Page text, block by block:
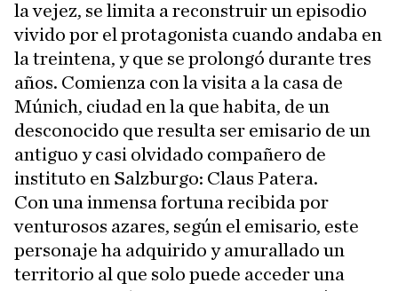
la vejez, se limita a reconstruir un episodio
vivido por el protagonista cuando andaba en
la treintena, y que se prolongó durante tres
años. Comienza con la visita a la casa de
Múnich, ciudad en la que habita, de un
desconocido que resulta ser emisario de un
antiguo y casi olvidado compañero de
instituto en Salzburgo: Claus Patera.
Con una inmensa fortuna recibida por
venturosos azares, según el emisario, este
personaje ha adquirido y amurallado un
territorio al que solo puede acceder una